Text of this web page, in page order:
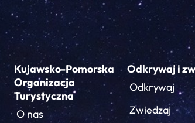
Kujawsko-Pomorska
Organizacja
Turystyczna
O nas
Odkrywaj i
Odkrywaj
Zwiedzaj